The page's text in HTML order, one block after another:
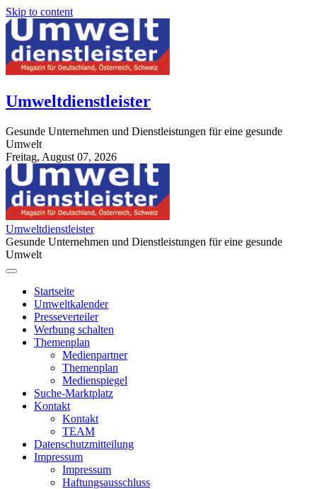
Skip to content
Umweltdienstleister
Gesunde Unternehmen und Dienstleistungen für eine gesunde
Umwelt
Freitag, August 07, 2026
StuttgartApotheke.com
Umweltdienstleister
Gesunde Unternehmen und Dienstleistungen für eine gesunde
Umwelt
Startseite
Umweltkalender
Presseverteiler
Werbung schalten
Themenplan
Medienpartner
Themenplan
Medienspiegel
Suche-Marktplatz
Kontakt
Kontakt
TEAM
Datenschutzmitteilung
Impressum
Impressum
Haftungsausschluss